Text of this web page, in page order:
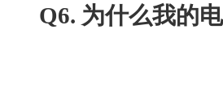
Q6. 为什么我的